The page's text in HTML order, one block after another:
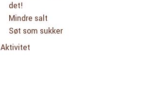
det!
Mindre salt
Søt som sukker
Aktivitet